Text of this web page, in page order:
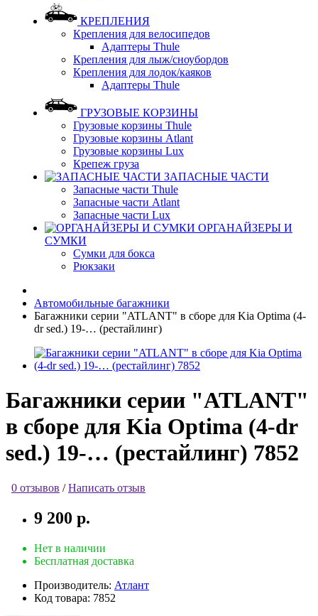
КРЕПЛЕНИЯ
Крепления для велосипедов
Адаптеры Thule
Крепления для лыж/сноубордов
Крепления для лодок/каяков
Адаптеры Thule
ГРУЗОВЫЕ КОРЗИНЫ
Грузовые корзины Thule
Грузовые корзины Atlant
Грузовые корзины Lux
Крепеж груза
ЗАПАСНЫЕ ЧАСТИ
Запасные части Thule
Запасные части Atlant
Запасные части Lux
ОРГАНАЙЗЕРЫ И
СУМКИ
Сумки для бокса
Рюкзаки
Автомобильные багажники
Багажники серии "ATLANT" в сборе для Kia Optima (4-
dr sed.) 19-… (рестайлинг)
Багажники серии "ATLANT"
в сборе для Kia Optima (4-dr
sed.) 19-… (рестайлинг) 7852
0 отзывов /Написать отзыв
9 200 р.
Нет в наличии
Бесплатная доставка
Производитель: Атлант
Код товара: 7852